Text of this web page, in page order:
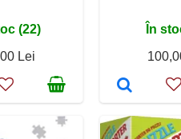
(22)
Lei
În